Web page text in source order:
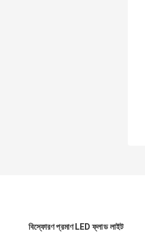
বিস্ফোরণ প্রমাণ LED ফ্লাড লাইট